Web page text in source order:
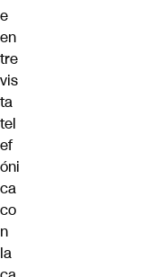
e
en
tre
vis
ta
tel
ef
óni
ca
co
n
la